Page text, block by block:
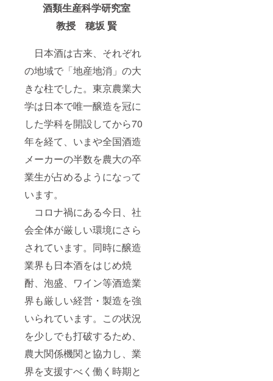
酒類生産科学研究室
教授 穂坂 賢
日本酒は古来、それぞれ
の地域で「地産地消」の大
きな柱でした。東京農業大
学は日本で唯一醸造を冠に
した学科を開設してから70
年を経て、いまや全国酒造
メーカーの半数を農大の卒
業生が占めるようになって
います。
コロナ禍にある今日、社
会全体が厳しい環境にさら
されています。同時に醸造
業界も日本酒をはじめ焼
酎、泡盛、ワイン等酒造業
界も厳しい経営・製造を強
いられています。この状況
を少しでも打破するため、
農大関係機関と協力し、業
界を支援すべく働く時期と